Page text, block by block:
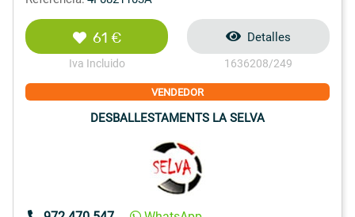
61 €
Iva Incluido
Detalles
1636208/249
VENDEDOR
DESBALLESTAMENTS LA SELVA